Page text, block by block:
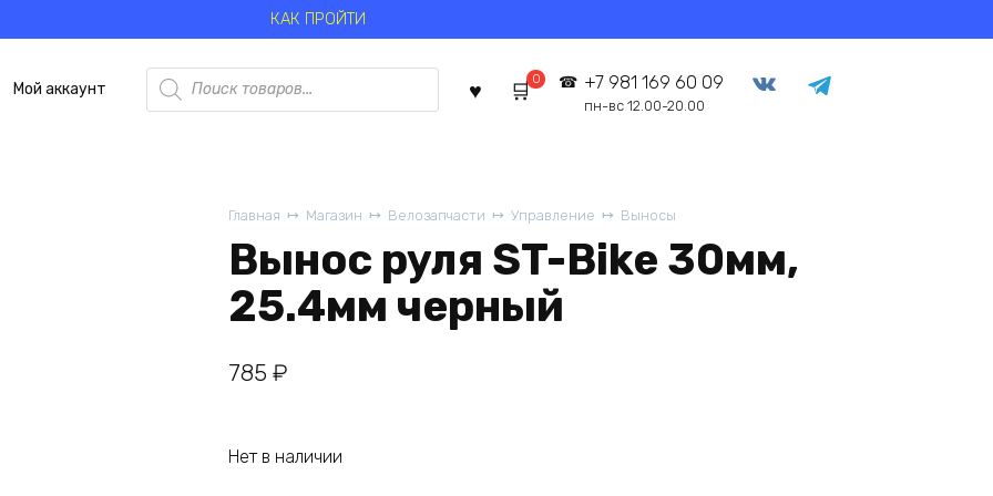
КАК ПРОЙТИ
Мой аккаунт
Поиск
товаров
0 +7 981 169 60 09
пн-вс 12.00-20.00
Главная
Магазин Велозапчасти Управление Выносы
Вынос руля ST-Bike 30мм,
25.4мм черный
785 ₽
Нет в наличии